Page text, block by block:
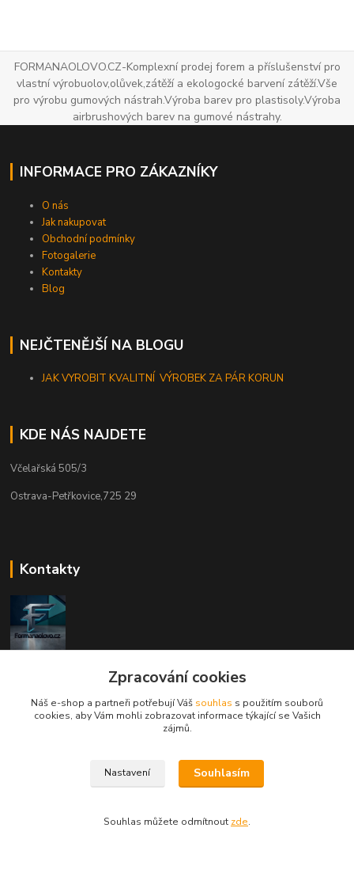
FORMANAOLOVO.CZ-Komplexní prodej forem a příslušenství pro
vlastní výrobuolov,olůvek,zátěží a ekologocké barvení zátěží.Vše
pro výrobu gumových nástrah.Výroba barev pro plastisoly.Výroba
airbrushových barev na gumové nástrahy.
INFORMACE PRO ZÁKAZNÍKY
O nás
Jak nakupovat
Obchodní podmínky
Fotogalerie
Kontakty
Blog
NEJČTENĚJŠÍ NA BLOGU
JAK VYROBIT KVALITNÍ VÝROBEK ZA PÁR KORUN
KDE NÁS NAJDETE
Včelařská 505/3
Ostrava-Petřkovice,725 29
Kontakty
FORMANAOLOVO.CZ
Valentin Rybář
+420774939595
ryvafishing@gmail.com
Zpracování cookies
Náš e-shop a partneři potřebují Váš souhlas s použitím souborů
cookies, aby Vám mohli zobrazovat informace týkající se Vašich
zájmů.
Nastavení Souhlasím
Souhlas můžete odmítnout zde.